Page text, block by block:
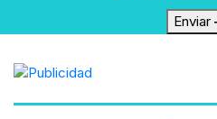
Enviar